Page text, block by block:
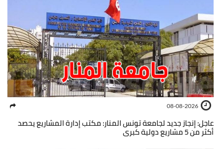
08-08-2026
عاجل: إنجاز جديد لجامعة تونس المنار: مكتب إدارة المشاريع يحصد
أكثر من 5 مشاريع دولية كبرى